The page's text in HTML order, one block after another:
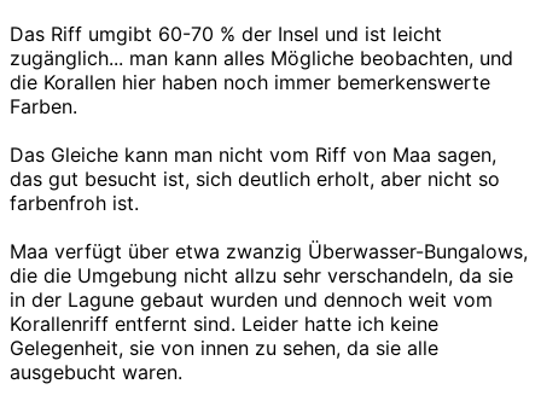
Das Riff umgibt 60-70 % der Insel und ist leicht
zugänglich... man kann alles Mögliche beobachten, und
die Korallen hier haben noch immer bemerkenswerte
Farben.
Das Gleiche kann man nicht vom Riff von Maa sagen,
das gut besucht ist, sich deutlich erholt, aber nicht so
farbenfroh ist.
Maa verfügt über etwa zwanzig Überwasser-Bungalows,
die die Umgebung nicht allzu sehr verschandeln, da sie
in der Lagune gebaut wurden und dennoch weit vom
Korallenriff entfernt sind. Leider hatte ich keine
Gelegenheit, sie von innen zu sehen, da sie alle
ausgebucht waren.